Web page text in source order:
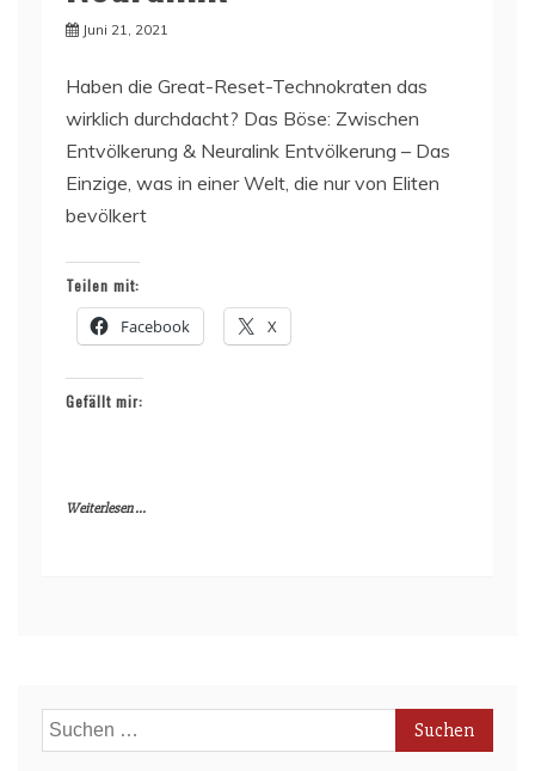
Juni 21, 2021
Haben die Great-Reset-Technokraten das
wirklich durchdacht? Das Böse: Zwischen
Entvölkerung & Neuralink Entvölkerung – Das
Einzige, was in einer Welt, die nur von Eliten
bevölkert
Teilen mit:
Facebook X
Gefällt mir:
Weiterlesen ...
Suchen
nach: